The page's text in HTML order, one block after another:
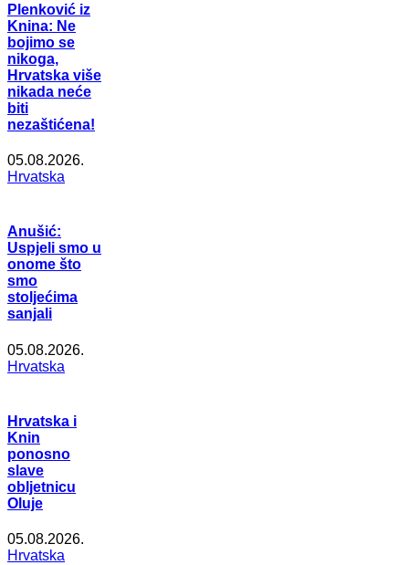
Plenković iz
Knina: Ne
bojimo se
nikoga,
Hrvatska više
nikada neće
biti
nezaštićena!
05.08.2026.
Hrvatska
Anušić:
Uspjeli smo u
onome što
smo
stoljećima
sanjali
05.08.2026.
Hrvatska
Hrvatska i
Knin
ponosno
slave
obljetnicu
Oluje
05.08.2026.
Hrvatska